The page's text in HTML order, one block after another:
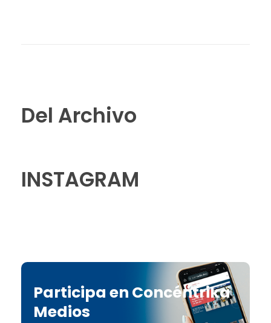
Del Archivo
INSTAGRAM
Participa en Concéntrika
Medios